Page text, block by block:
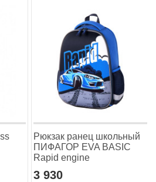
Рюкзак ранец школьный
ПИФАГОР EVA BASIC
Rapid engine
3 930